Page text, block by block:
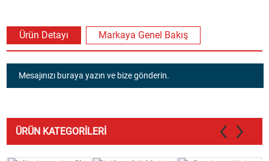
Ürün Detayı Markaya Genel Bakış
Mesajınızı buraya yazın ve bize gönderin.
ÜRÜN KATEGORILERI